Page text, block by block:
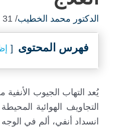
الدكتور محمد الخطيب/ 31 أغسطس، 2025
فهرس المحتوى
يُعد التهاب الجيوب
التجاويف الهوائية
انسداد أنفي، ألم في